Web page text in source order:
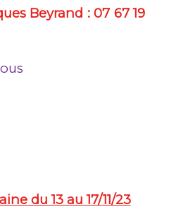
Beyrand : 07 67 19
du 13 au 17/11/23